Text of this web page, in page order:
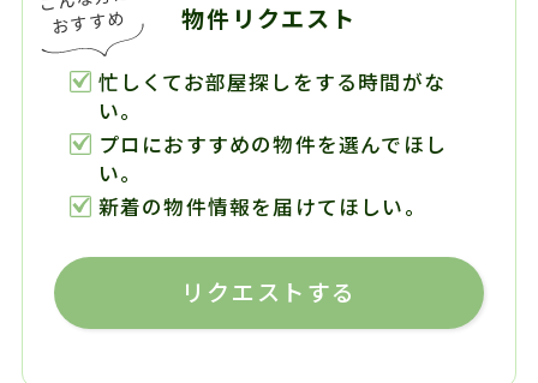
物件リクエスト
忙しくてお部屋探しをする時間がな
い。
プロにおすすめの物件を選んでほし
い。
新着の物件情報を届けてほしい。
リクエストする